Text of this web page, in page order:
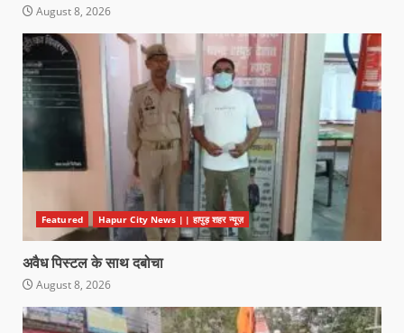
August 8, 2026
Featured Hapur City News || हापुड़ शहर न्यूज़
अवैध पिस्टल के साथ दबोचा
August 8, 2026